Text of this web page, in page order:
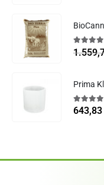
5.005
5.00 5
643,83